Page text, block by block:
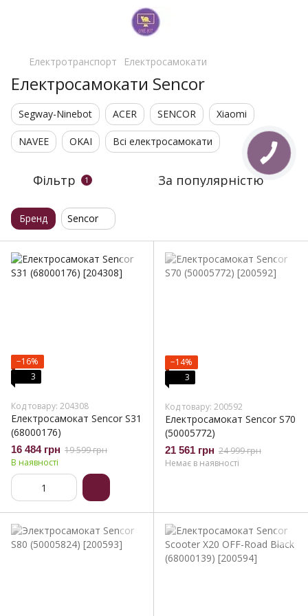
Електротранспорт Електросамокати
Електросамокати Sencor
Segway-Ninebot ACER SENCOR Xiaomi
NAVEE OKAI Всі електросамокати
Фільтр 1 За популярністю
Бренд Sencor
−16%
3
Код товару: 204308
Електросамокат Sencor S31
(68000176)
16 484 грн 19 599 грн
В наявності
−14%
3
Код товару: 200592
Електросамокат Sencor S70
(50005772)
21 561 грн 24 999 грн
Немає в наявності